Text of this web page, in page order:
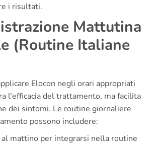
i risultati.
Mattutina
(Routine Italiane
Elocon negli orari appropriati
l'efficacia del trattamento, ma facilita
dei sintomi. Le routine giornaliere
possono includere:
mattino per integrarsi nella routine